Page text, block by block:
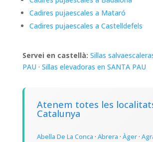
Cadires pujaescales a Mataró
Cadires pujaescales a Castelldefels
Servei en castellà: Sillas
PAU · Sillas elevadoras en SANTA PAU
Atenem totes les
Catalunya
Abella De La Conca · Abrera · Àger·